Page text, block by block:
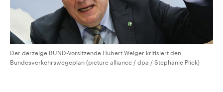
Der derzeige BUND-Vorsitzende Hubert Weiger kritisiert den
Bundesverkehrswegeplan (picture alliance / dpa / Stephanie Plick)